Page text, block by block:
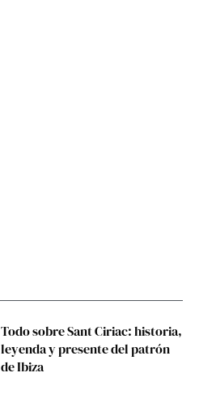
Todo sobre Sant Ciriac: historia,
leyenda y presente del patrón
de Ibiza